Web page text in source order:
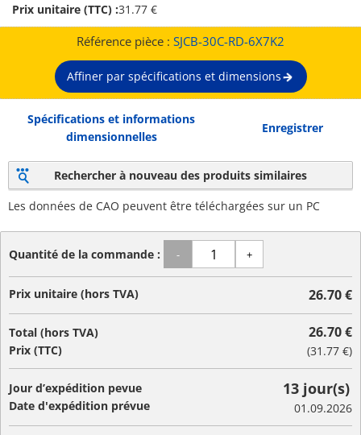
Prix unitaire (TTC) :31.77 €
Référence pièce : SJCB-30C-RD-6X7K2
Affiner par spécifications et dimensions
Spécifications et informations
dimensionnelles
Enregistrer
Rechercher à nouveau des produits similaires
Les données de CAO peuvent être téléchargées sur un PC
Quantité de la commande : - +
Prix unitaire (hors TVA) 26.70 €
Total (hors TVA)
Prix (TTC)
26.70 €
(31.77 €)
Jour d’expédition pevue
Date d'expédition prévue
13 jour(s)
01.09.2026